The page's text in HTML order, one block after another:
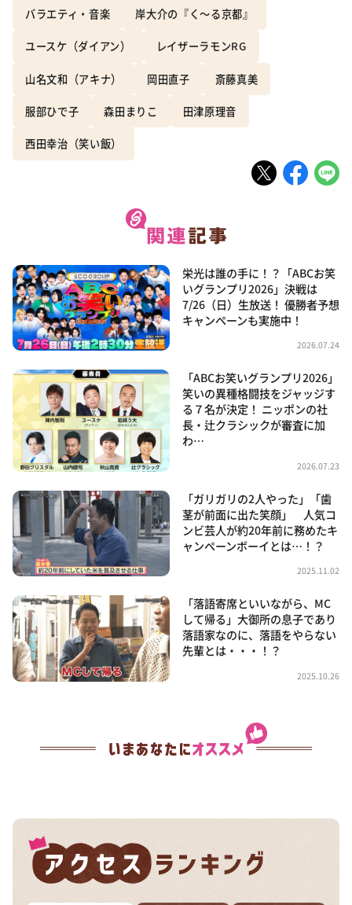
バラエティ・音楽 岸大介の『く～る京都』
ユースケ（ダイアン） レイザーラモンRG
山名文和（アキナ） 岡田直子 斎藤真美
服部ひで子 森田まりこ 田津原理音
西田幸治（笑い飯）
栄光は誰の手に！？「ABCお笑
いグランプリ2026」決戦は
7/26（日）生放送！ 優勝者予想
キャンペーンも実施中！
2026.07.24
「ABCお笑いグランプリ2026」
笑いの異種格闘技をジャッジす
る７名が決定！ ニッポンの社
長・辻クラシックが審査に加
わ…
2026.07.23
「ガリガリの2人やった」「歯
茎が前面に出た笑顔」 人気コ
ンビ芸人が約20年前に務めたキ
ャンペーンボーイとは…！？
2025.11.02
「落語寄席といいながら、MC
して帰る」大御所の息子であり
落語家なのに、落語をやらない
先輩とは・・・！？
2025.10.26